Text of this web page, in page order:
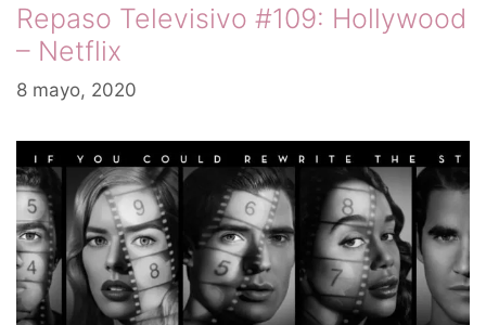
Repaso Televisivo #109: Hollywood
– Netflix
8 mayo, 2020